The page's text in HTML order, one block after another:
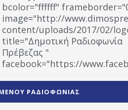
bcolor="ffffff"
image="http://
content/uploads/2017/02/
title="Δημοτική Ραδιοφωνία
Πρέβεζας "
facebook="https://
1531194763766854/" artist="" ]
ΡΑΔΙΟΦΩΝΙΑΣ